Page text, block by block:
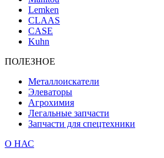
Lemken
CLAAS
CASE
Kuhn
ПОЛЕЗНОЕ
Металлоискатели
Элеваторы
Агрохимия
Легальные запчасти
Запчасти для спецтехники
О НАС